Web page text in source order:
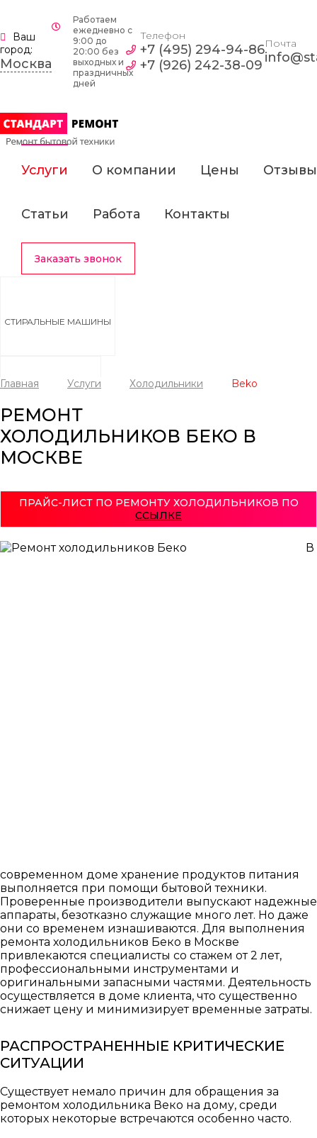
Ваш
город:
Москва
Работаем
ежедневно c
9:00 до
20:00 без
выходных и
праздничных
дней
Телефон
+7 (495) 294-94-86
+7 (926) 242-38-09
Почта
Услуги О компании Цены Отзывы
Статьи Работа Контакты
Заказать звонок
СТИРАЛЬНЫЕ МАШИНЫ
Главная Услуги Холодильники Beko
РЕМОНТ
ХОЛОДИЛЬНИКОВ БЕКО В
МОСКВЕ
ПРАЙС-ЛИСТ ПО РЕМОНТУ ХОЛОДИЛЬНИКОВ ПО
ССЫЛКЕ
В
современном доме хранение продуктов питания
выполняется при помощи бытовой техники.
Проверенные производители выпускают надежные
аппараты, безотказно служащие много лет. Но даже
они со временем изнашиваются. Для выполнения
ремонта холодильников Беко в Москве
привлекаются специалисты со стажем от 2 лет,
профессиональными инструментами и
оригинальными запасными частями. Деятельность
осуществляется в доме клиента, что существенно
снижает цену и минимизирует временные затраты.
РАСПРОСТРАНЕННЫЕ КРИТИЧЕСКИЕ
СИТУАЦИИ
Существует немало причин для обращения за
ремонтом холодильника Веко на дому, среди
которых некоторые встречаются особенно часто.